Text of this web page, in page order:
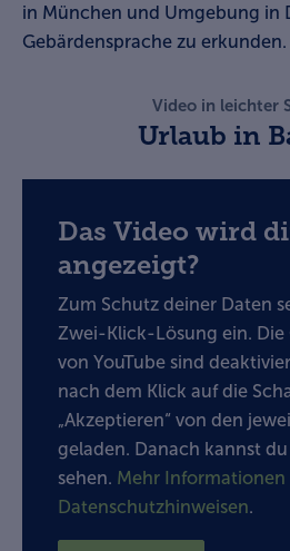
in München und Umgebung in
Gebärdensprache zu erkunden.
Video in leichter
Urlaub in
Das Video wird
angezeigt?
Zum Schutz deiner Daten
Zwei-Klick-Lösung ein. Die
von YouTube sind
nach dem Klick auf die
„Akzeptieren“ von den
geladen. Danach kannst
sehen. Mehr Informationen
Datenschutzhinweisen.